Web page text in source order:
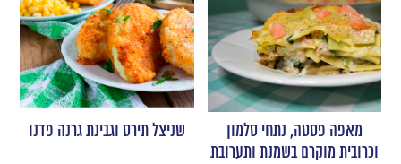
מאפה פסטה, נתחי סלמון
וכרובית מוקרם בשמנת ותערובת
שניצל תירס וגבינת גרנה פדנו